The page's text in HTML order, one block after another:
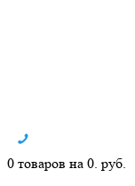
0 товаров на 0. руб.